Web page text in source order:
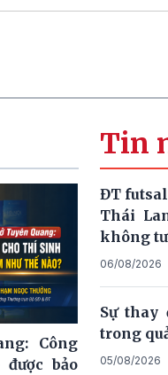
Công
bảo
Tin
ĐT
Thái
không
06/08/2026
Sự
trong
05/08/2026